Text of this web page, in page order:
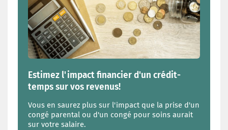
Estimez l'impact financier d'un crédit-
temps sur vos revenus!
Vous en saurez plus sur l'impact que la prise d'un
congé parental ou d'un congé pour soins aurait
sur votre salaire.